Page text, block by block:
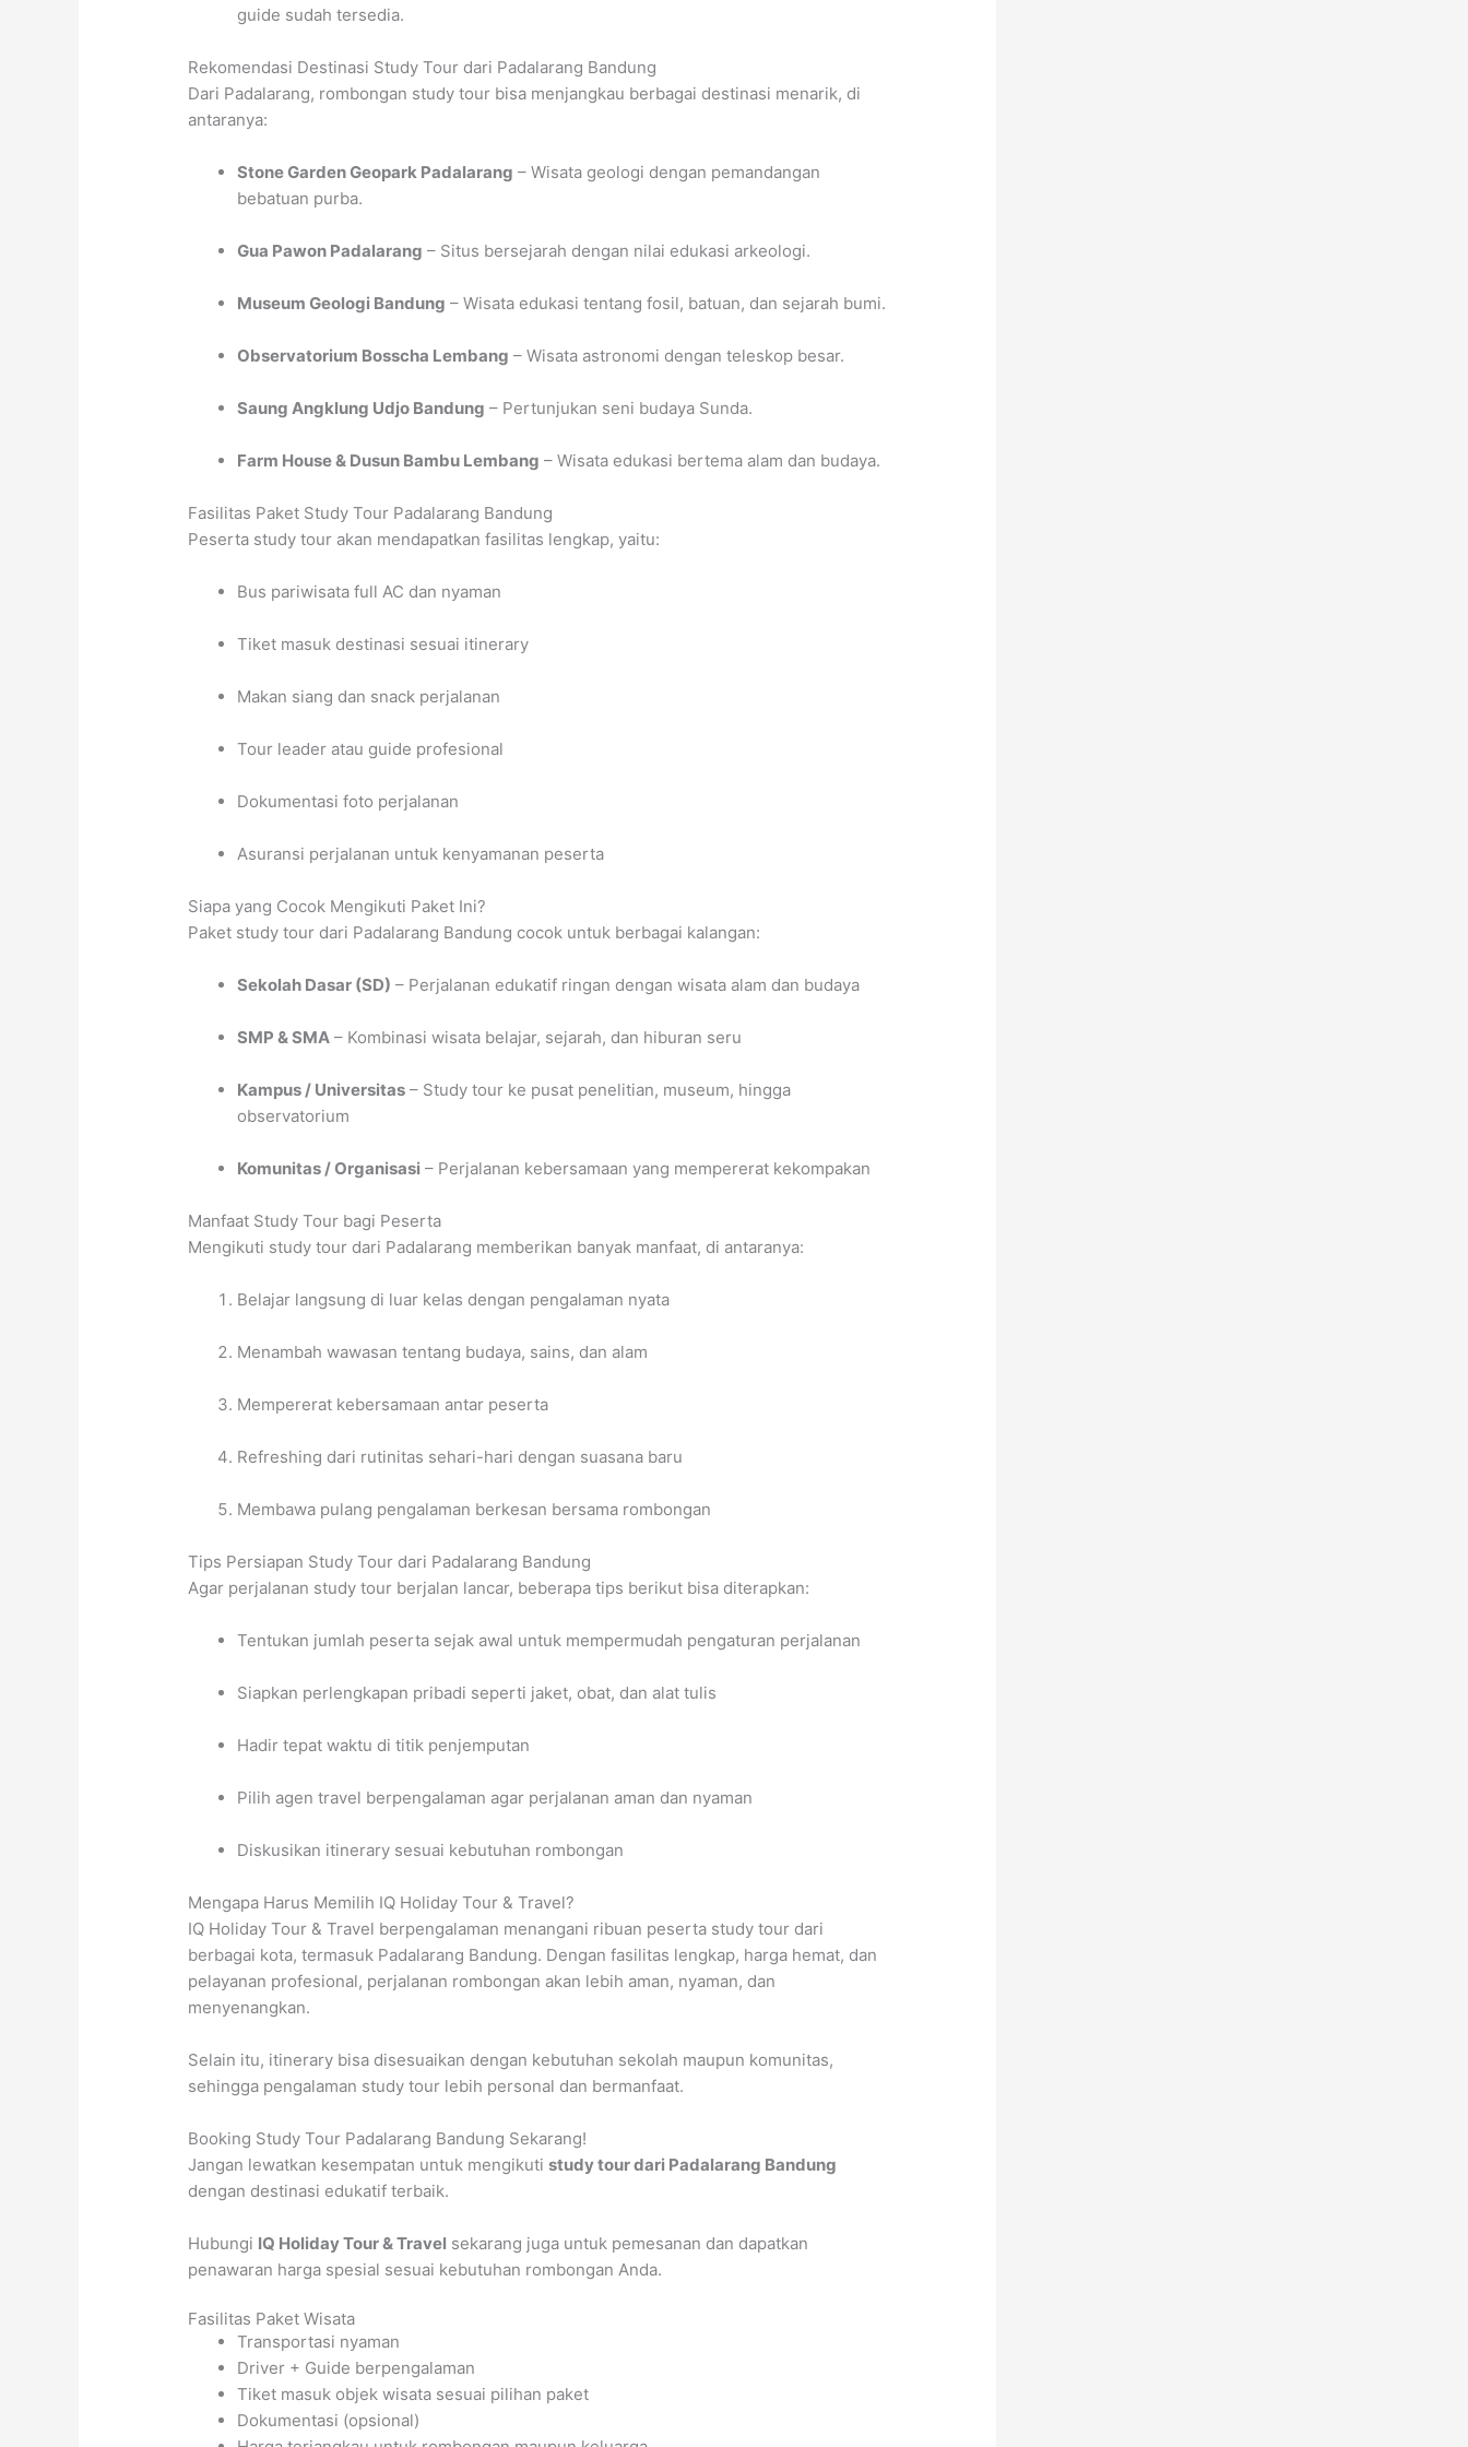
guide sudah tersedia.
Rekomendasi Destinasi Study Tour dari Padalarang Bandung
Dari Padalarang, rombongan study tour bisa menjangkau berbagai destinasi menarik, di
antaranya:
Stone Garden Geopark Padalarang – Wisata geologi dengan pemandangan
bebatuan purba.
Gua Pawon Padalarang – Situs bersejarah dengan nilai edukasi arkeologi.
Museum Geologi Bandung – Wisata edukasi tentang fosil, batuan, dan sejarah bumi.
Observatorium Bosscha Lembang – Wisata astronomi dengan teleskop besar.
Saung Angklung Udjo Bandung – Pertunjukan seni budaya Sunda.
Farm House & Dusun Bambu Lembang – Wisata edukasi bertema alam dan budaya.
Fasilitas Paket Study Tour Padalarang Bandung
Peserta study tour akan mendapatkan fasilitas lengkap, yaitu:
Bus pariwisata full AC dan nyaman
Tiket masuk destinasi sesuai itinerary
Makan siang dan snack perjalanan
Tour leader atau guide profesional
Dokumentasi foto perjalanan
Asuransi perjalanan untuk kenyamanan peserta
Siapa yang Cocok Mengikuti Paket Ini?
Paket study tour dari Padalarang Bandung cocok untuk berbagai kalangan:
Sekolah Dasar (SD) – Perjalanan edukatif ringan dengan wisata alam dan budaya
SMP & SMA – Kombinasi wisata belajar, sejarah, dan hiburan seru
Kampus / Universitas – Study tour ke pusat penelitian, museum, hingga
observatorium
Komunitas / Organisasi – Perjalanan kebersamaan yang mempererat kekompakan
Manfaat Study Tour bagi Peserta
Mengikuti study tour dari Padalarang memberikan banyak manfaat, di antaranya:
Belajar langsung di luar kelas dengan pengalaman nyata
Menambah wawasan tentang budaya, sains, dan alam
Mempererat kebersamaan antar peserta
Refreshing dari rutinitas sehari-hari dengan suasana baru
Membawa pulang pengalaman berkesan bersama rombongan
Tips Persiapan Study Tour dari Padalarang Bandung
Agar perjalanan study tour berjalan lancar, beberapa tips berikut bisa diterapkan:
Tentukan jumlah peserta sejak awal untuk mempermudah pengaturan perjalanan
Siapkan perlengkapan pribadi seperti jaket, obat, dan alat tulis
Hadir tepat waktu di titik penjemputan
Pilih agen travel berpengalaman agar perjalanan aman dan nyaman
Diskusikan itinerary sesuai kebutuhan rombongan
Mengapa Harus Memilih IQ Holiday Tour & Travel?
IQ Holiday Tour & Travel berpengalaman menangani ribuan peserta study tour dari
berbagai kota, termasuk Padalarang Bandung. Dengan fasilitas lengkap, harga hemat, dan
pelayanan profesional, perjalanan rombongan akan lebih aman, nyaman, dan
menyenangkan.
Selain itu, itinerary bisa disesuaikan dengan kebutuhan sekolah maupun komunitas,
sehingga pengalaman study tour lebih personal dan bermanfaat.
Booking Study Tour Padalarang Bandung Sekarang!
Jangan lewatkan kesempatan untuk mengikutistudy tour dari Padalarang Bandung
dengan destinasi edukatif terbaik.
Hubungi IQ Holiday Tour & Travel sekarang juga untuk pemesanan dan dapatkan
penawaran harga spesial sesuai kebutuhan rombongan Anda.
Fasilitas Paket Wisata
Transportasi nyaman
Driver + Guide berpengalaman
Tiket masuk objek wisata sesuai pilihan paket
Dokumentasi (opsional)